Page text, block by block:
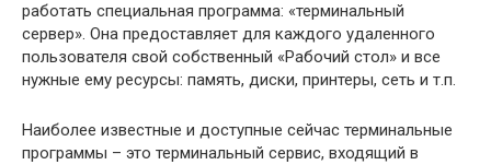
работать специальная программа: «терминальный
сервер». Она предоставляет для каждого удаленного
пользователя свой собственный «Рабочий стол» и все
нужные ему ресурсы: память, диски, принтеры, сеть и т.п.
Наиболее известные и доступные сейчас терминальные
программы – это терминальный сервис, входящий в